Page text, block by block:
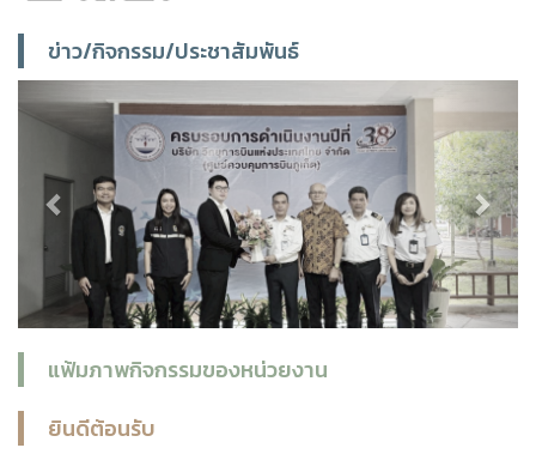
ข่าว/กิจกรรม/ประชาสัมพันธ์
Previous
แฟ้มภาพกิจกรรมของหน่วยงาน
ยินดีต้อนรับ